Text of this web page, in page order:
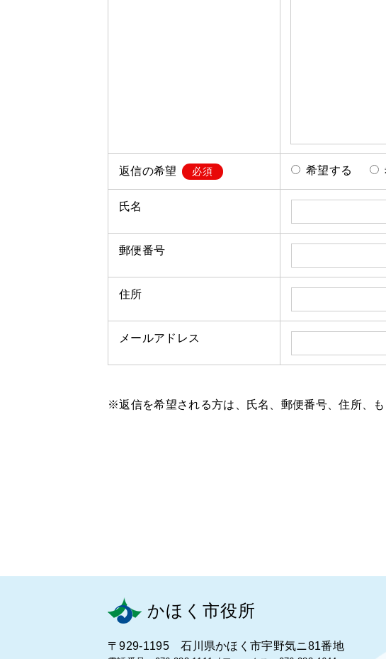
返信の希望 必須 希望する
氏名
郵便番号
住所
メールアドレス
※返信を希望される方は、氏名、郵便番号、住所、
かほく市役所
〒929-1195 石川県かほく市宇野気ニ81番地